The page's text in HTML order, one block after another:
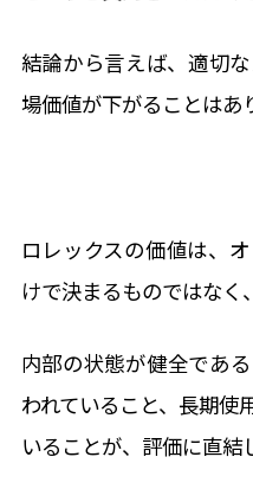
結論から言えば、適切
場価値が下がることはあ
ロレックスの価値は、
けで決まるものではなく、
内部の状態が健全であ
われていること、長期使
いることが、評価に直結